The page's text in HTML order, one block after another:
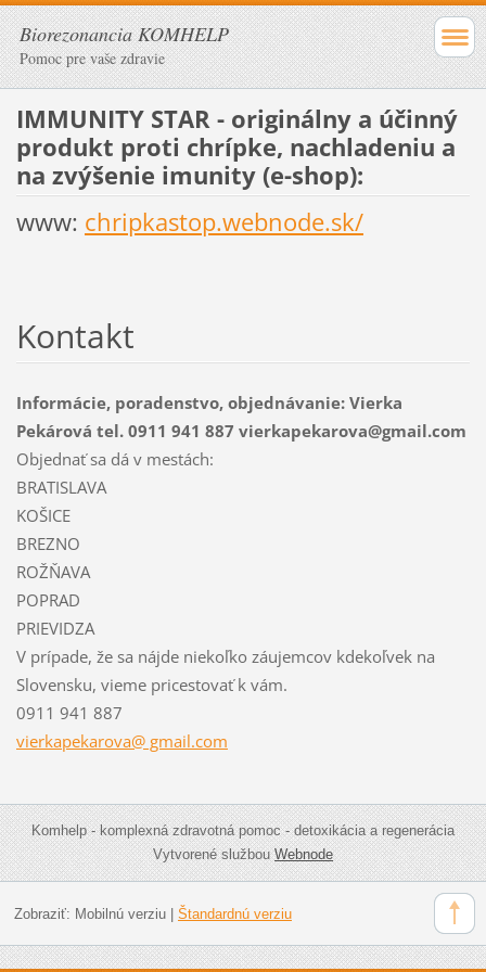
Biorezonancia KOMHELP
Pomoc pre vaše zdravie
IMMUNITY STAR - originálny a účinný
produkt proti chrípke, nachladeniu a
na zvýšenie imunity (e-shop):
www: chripkastop.webnode.sk/
Kontakt
Informácie, poradenstvo, objednávanie: Vierka
Pekárová tel. 0911 941 887 vierkapekarova@gmail.com
Objednať sa dá v mestách:
BRATISLAVA
KOŠICE
BREZNO
ROŽŇAVA
POPRAD
PRIEVIDZA
V prípade, že sa nájde niekoľko záujemcov kdekoľvek na
Slovensku, vieme pricestovať k vám.
0911 941 887
vierkapekarova@ gmail.com
Komhelp - komplexná zdravotná pomoc - detoxikácia a regenerácia
Vytvorené službouWebnode
Zobraziť: Mobilnú verziu| Štandardnú verziu